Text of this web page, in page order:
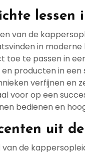
lessen
van de
in
toe te passen in
producten in
verfijnen en
voor op een
bedienen en
uit
de